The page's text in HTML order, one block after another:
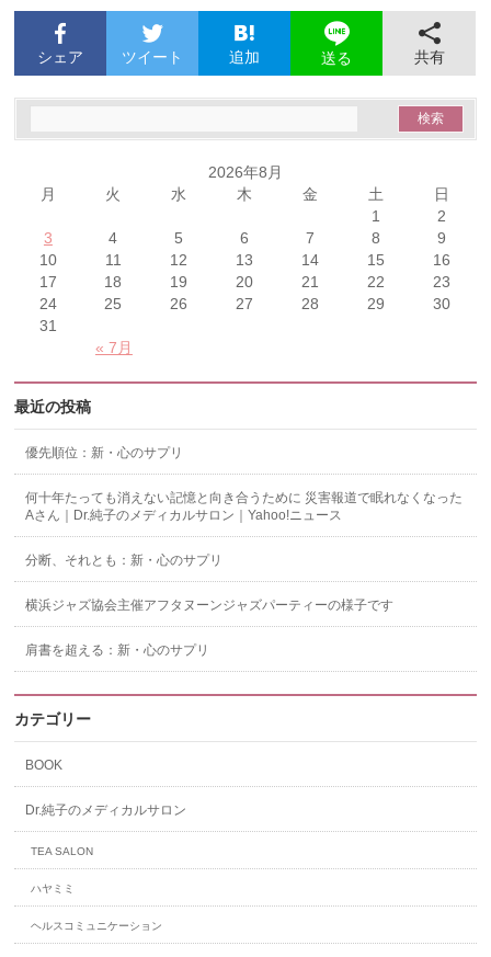
シェア ツイート 追加 送る 共有
2026年8月
月
火 水 木 金 土 日
« 7月
1
2
3
4 5 6 7 8
9
10
11 12 13 14 15
16
17
18 19 20 21 22
23
24
25 26 27 28 29
30
31
最近の投稿
優先順位：新・心のサプリ
何十年たっても消えない記憶と向き合うために 災害報道で眠れなくなった
Aさん｜Dr.純子のメディカルサロン｜Yahoo!ニュース
分断、それとも：新・心のサプリ
横浜ジャズ協会主催アフタヌーンジャズパーティーの様子です
肩書を超える：新・心のサプリ
カテゴリー
BOOK
Dr.純子のメディカルサロン
TEA SALON
ハヤミミ
ヘルスコミュニケーション